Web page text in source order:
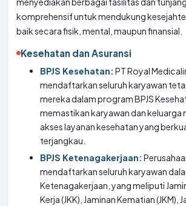
komprehensif untuk mendukung
baik secara fisik, mental, maupun finansial.
Kesehatan dan Asuransi
BPJS Kesehatan: PT Royal
mendaftarkan seluruh karyawan
mereka dalam program BPJS
memastikan karyawan dan keluarga
akses layanan kesehatan yang
terjangkau.
BPJS Ketenagakerjaan:
mendaftarkan seluruh karyawan
Ketenagakerjaan, yang meliputi
Kerja (JKK), Jaminan Kematian (JKM),